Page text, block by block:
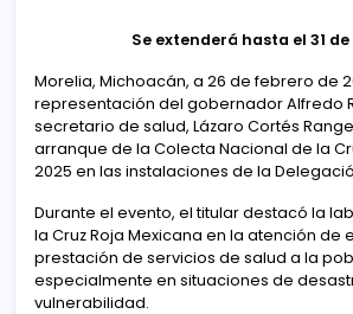
Se extenderá hasta el 31
Morelia, Michoacán, a 26 de febrero de
representación del gobernador Alfredo
secretario de salud, Lázaro Cortés
arranque de la Colecta Nacional de la
2025 en las instalaciones de la
Durante el evento, el titular destacó la
la Cruz Roja Mexicana en la atención de
prestación de servicios de salud a la
especialmente en situaciones de
vulnerabilidad.